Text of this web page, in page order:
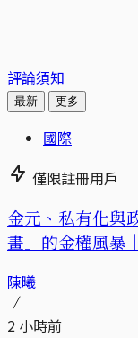
評論須知
最新 更多
國際
僅限註冊用戶
金元、私有化與
畫」的金權風暴
陳曦
2 小時前